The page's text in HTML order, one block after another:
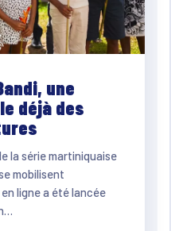
une
déjà des
la série martiniquaise
mobilisent
ligne a été lancée